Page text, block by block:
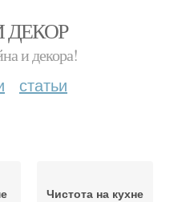
ДЕКОР
и декора!
статьи
Чистота на кухне